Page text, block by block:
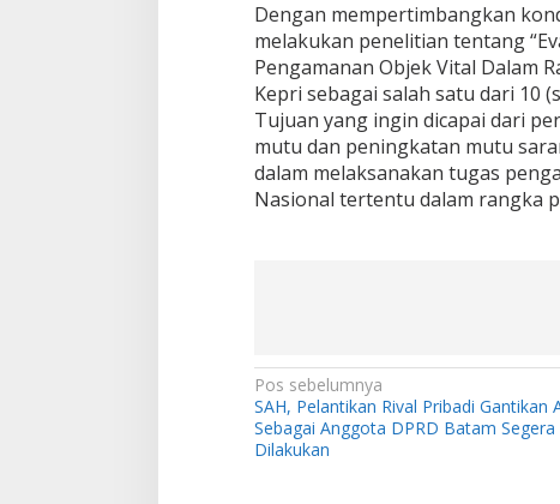
Dengan mempertimbangkan
melakukan penelitian tentang
Pengamanan Objek Vital Dalam
Kepri sebagai salah satu dari 10
Tujuan yang ingin dicapai dari
mutu dan peningkatan mutu
dalam melaksanakan tugas
Nasional tertentu dalam rangka
N
a
v
Pos sebelumnya
SAH, Pelantikan Rival Pribadi Gantikan
Sebagai Anggota DPRD Batam Segera
Dilakukan